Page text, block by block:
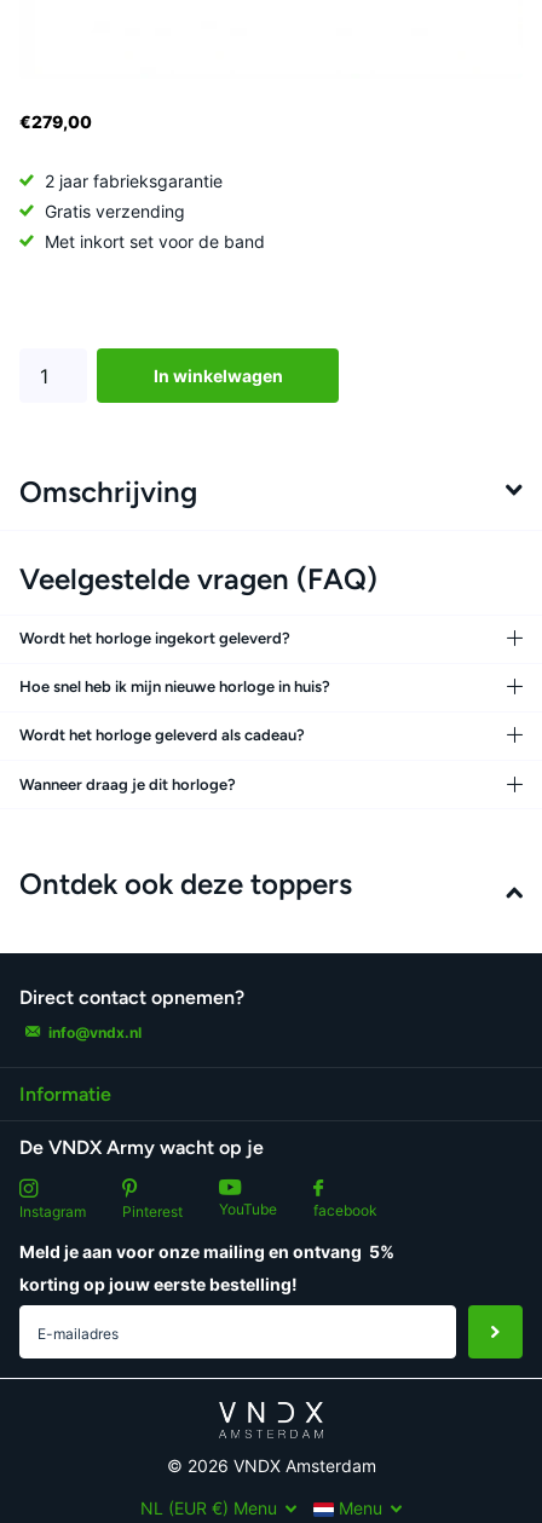
€279,00
2 jaar fabrieksgarantie
Gratis verzending
Met inkort set voor de band
In winkelwagen
Omschrijving
Veelgestelde vragen (FAQ)
Wordt het horloge ingekort geleverd?
Hoe snel heb ik mijn nieuwe horloge in huis?
Wordt het horloge geleverd als cadeau?
Wanneer draag je dit horloge?
Ontdek ook deze toppers
Direct contact opnemen?
info@vndx.nl
Informatie
De VNDX Army wacht op je
Instagram Pinterest YouTube facebook
Meld je aan voor onze mailing en ontvang 5%
korting op jouw eerste bestelling!
© 2026 VNDX Amsterdam
NL (EUR €) Menu Menu